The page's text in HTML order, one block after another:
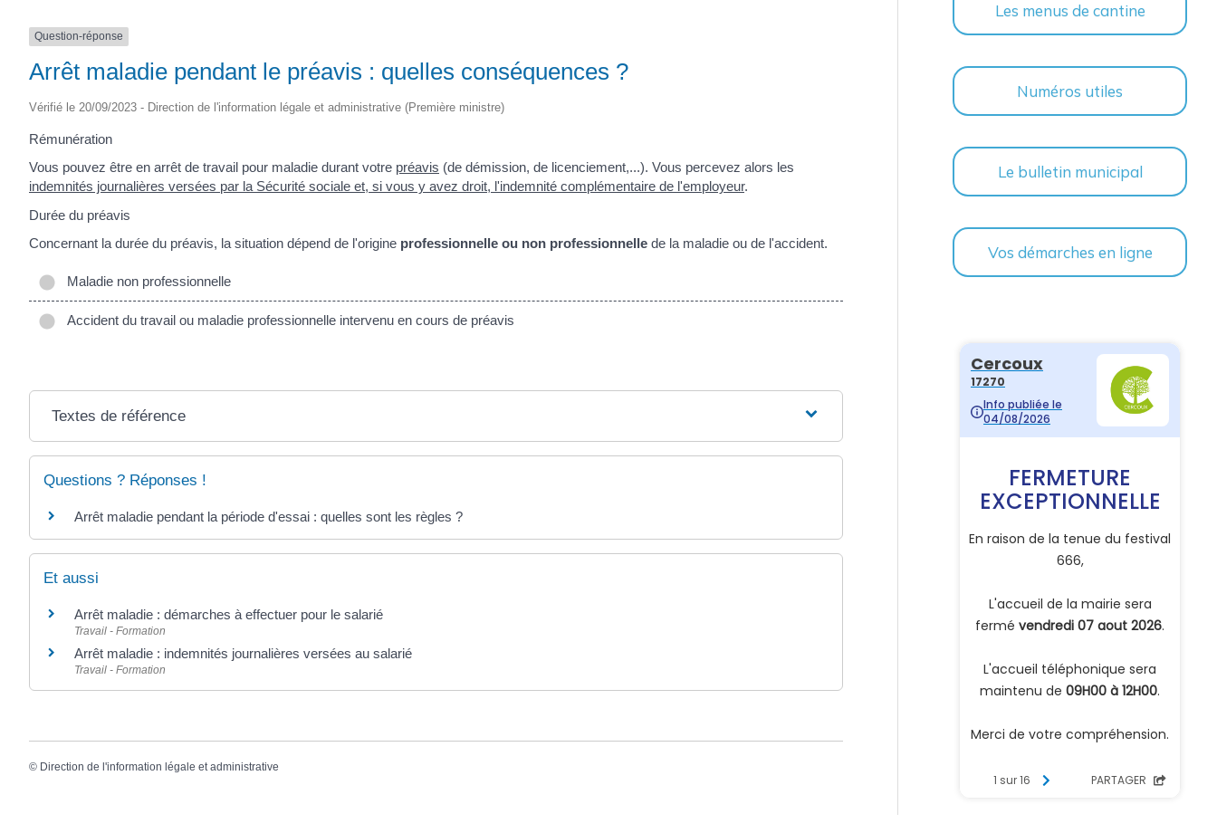
Question-réponse
Arrêt maladie pendant le préavis : quelles conséquences ?
Vérifié le 20/09/2023 - Direction de l'information légale et administrative (Première ministre)
Rémunération
Vous pouvez être en arrêt de travail pour maladie durant votre préavis (de démission, de licenciement,...). Vous percevez alors les
indemnités journalières versées par la Sécurité sociale et, si vous y avez droit, l'indemnité complémentaire de l'employeur.
Durée du préavis
Concernant la durée du préavis, la situation dépend de l'origine professionnelle ou non professionnelle de la maladie ou de l'accident.
Maladie non professionnelle
Accident du travail ou maladie professionnelle intervenu en cours de préavis
Textes de référence
Questions ? Réponses !
Arrêt maladie pendant la période d'essai : quelles sont les règles ?
Et aussi
Arrêt maladie : démarches à effectuer pour le salarié
Travail - Formation
Arrêt maladie : indemnités journalières versées au salarié
Travail - Formation
© Direction de l'information légale et administrative
Les menus de cantine
Numéros utiles
Le bulletin municipal
Vos démarches en ligne